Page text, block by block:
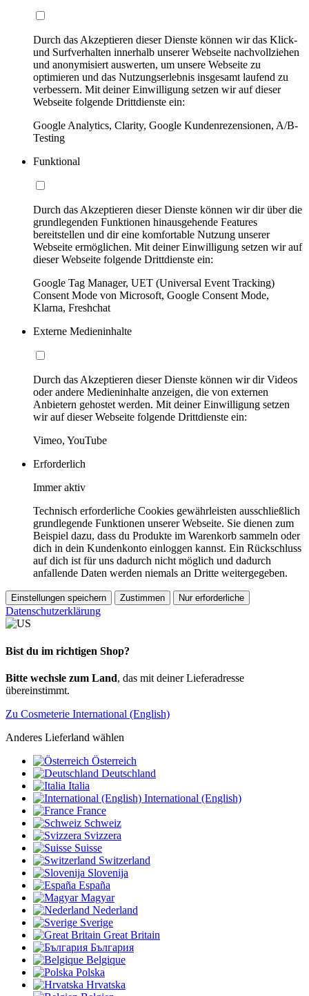
Durch das Akzeptieren dieser Dienste können wir das Klick-
und Surfverhalten innerhalb unserer Webseite nachvollziehen
und anonymisiert auswerten, um unsere Webseite zu
optimieren und das Nutzungserlebnis insgesamt laufend zu
verbessern. Mit deiner Einwilligung setzen wir auf dieser
Webseite folgende Drittdienste ein:
Google Analytics, Clarity, Google Kundenrezensionen, A/B-
Testing
Funktional
Durch das Akzeptieren dieser Dienste können wir dir über die
grundlegenden Funktionen hinausgehende Features
bereitstellen und dir eine komfortable Nutzung unserer
Webseite ermöglichen. Mit deiner Einwilligung setzen wir auf
dieser Webseite folgende Drittdienste ein:
Google Tag Manager, UET (Universal Event Tracking)
Consent Mode von Microsoft, Google Consent Mode,
Klarna, Freshchat
Externe Medieninhalte
Durch das Akzeptieren dieser Dienste können wir dir Videos
oder andere Medieninhalte anzeigen, die von externen
Anbietern gehostet werden. Mit deiner Einwilligung setzen
wir auf dieser Webseite folgende Drittdienste ein:
Vimeo, YouTube
Erforderlich
Immer aktiv
Technisch erforderliche Cookies gewährleisten ausschließlich
grundlegende Funktionen unserer Webseite. Sie dienen zum
Beispiel dazu, dass du Produkte im Warenkorb sammeln oder
dich in dein Kundenkonto einloggen kannst. Ein Rückschluss
auf dich ist für uns dadurch nicht möglich und dadurch
anfallende Daten werden niemals an Dritte weitergegeben.
Einstellungen speichern Zustimmen Nur erforderliche
Datenschutzerklärung
Bist du im richtigen Shop?
Bitte wechsle zum Land, das mit deiner Lieferadresse
übereinstimmt.
Zu Cosmeterie International (English)
Anderes Lieferland wählen
Österreich
Deutschland
Italia
International (English)
France
Schweiz
Svizzera
Suisse
Switzerland
Slovenija
España
Magyar
Nederland
Sverige
Great Britain
България
Belgique
Polska
Hrvatska